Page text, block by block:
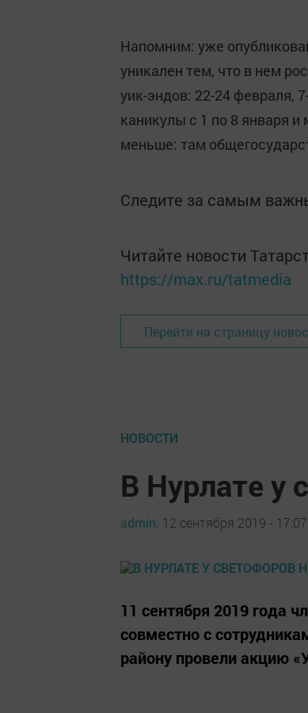
Напомним: уже
уникален тем, что в нем
уик-эндов: 22-24 февраля,
каникулы с 1 по 8 января и
меньше: там
Следите за самым
Читайте новости
https://max.ru/tatmedia
Перейти на страницу
НОВОСТИ
В Нурлате у
admin, 12 сентября 2019 - 17:07
11 сентября 2019 года
совместно с
району провели акцию